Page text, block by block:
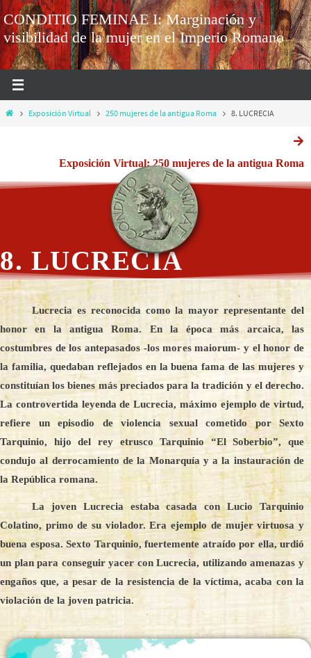
CONDITIO FEMINAE I: Marginación y
visibilidad de la mujer en el Imperio Romano
Exposición Virtual 250 mujeres de la antigua Roma 8. LUCRECIA
Exposición Virtual: 250 mujeres de la antigua Roma
8. LUCRECIA
Lucrecia es reconocida como la mayor representante del
honor en la antigua Roma. En la época más arcaica, las
costumbres de los antepasados -los mores maiorum- y el honor de
la familia, quedaban reflejados en la buena fama de las mujeres y
constituían los bienes más preciados para la tradición y el derecho.
La controvertida leyenda de Lucrecia, máximo ejemplo de virtud,
refiere un episodio de violencia sexual cometido por Sexto
Tarquinio, hijo del rey etrusco Tarquinio “El Soberbio”, que
condujo al derrocamiento de la Monarquía y a la instauración de
la República romana.
La joven Lucrecia estaba casada con Lucio Tarquinio
Colatino, primo de su violador. Era ejemplo de mujer virtuosa y
buena esposa. Sexto Tarquinio, fuertemente atraído por ella, urdió
un plan para conseguir yacer con Lucrecia, utilizando amenazas y
engaños que, a pesar de la resistencia de la víctima, acaba con la
violación de la joven patricia.